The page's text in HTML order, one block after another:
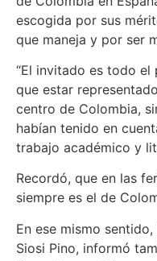
escogida por sus
que maneja y por ser
“El invitado es todo el
que estar
centro de Colombia,
habían tenido en
trabajo académico y
Recordó, que en las
siempre es el de
En ese mismo
Siosi Pino, informó